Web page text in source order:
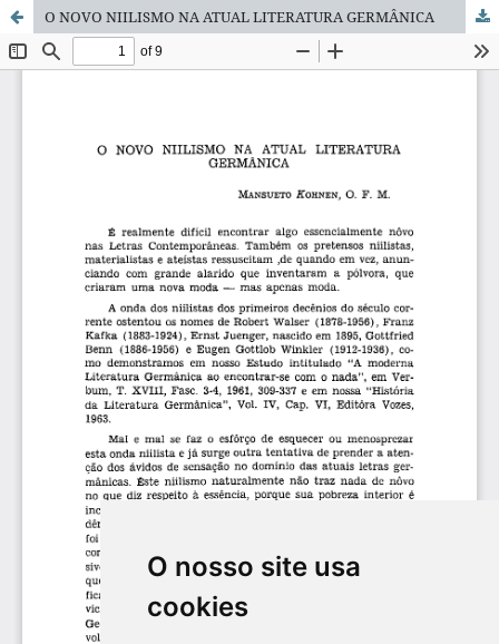
O nosso site usa
cookies
O NOVO NIILISMO NA ATUAL LITERATURA GERMÂNICA